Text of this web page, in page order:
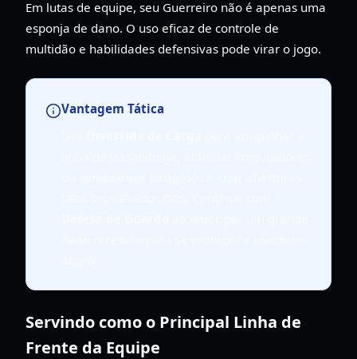
Em lutas de equipe, seu Guerreiro não é apenas uma
esponja de dano. O uso eficaz de controle de
multidão e habilidades defensivas pode virar o jogo.
Vantagem Tática
Servindo como o Principal Linha de
Frente da Equipe